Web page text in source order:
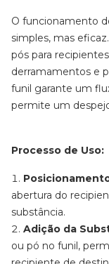
O funcionamento
simples, mas
pós para
derramamentos e
funil garante um
permite um
Processo de Uso:
abertura do
substância.
Adição da
ou pó no funil,